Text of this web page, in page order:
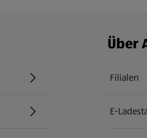
Über
Filialen
E-